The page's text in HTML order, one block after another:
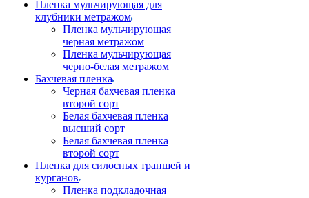
Пленка мульчирующая для
клубники метражом
Пленка мульчирующая
черная метражом
Пленка мульчирующая
черно-белая метражом
Бахчевая пленка
Черная бахчевая пленка
второй сорт
Белая бахчевая пленка
высший сорт
Белая бахчевая пленка
второй сорт
Пленка для силосных траншей и
курганов
Пленка подкладочная